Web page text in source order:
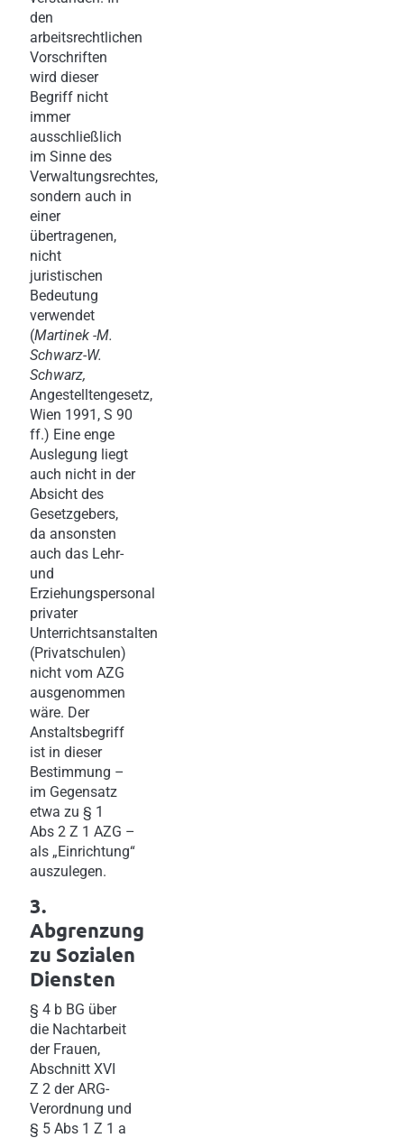
den
arbeitsrechtlichen
Vorschriften
wird dieser
Begriff nicht
immer
ausschließlich
im Sinne des
Verwaltungsrechtes,
sondern auch in
einer
übertragenen,
nicht
juristischen
Bedeutung
verwendet
(Martinek -M.
Schwarz-W.
Schwarz,
Angestelltengesetz,
Wien 1991, S 90
ff.) Eine enge
Auslegung liegt
auch nicht in der
Absicht des
Gesetzgebers,
da ansonsten
auch das Lehr-
und
Erziehungspersonal
privater
Unterrichtsanstalten
(Privatschulen)
nicht vom AZG
ausgenommen
wäre. Der
Anstaltsbegriff
ist in dieser
Bestimmung –
im Gegensatz
etwa zu § 1
Abs 2 Z 1 AZG –
als „Einrichtung“
auszulegen.
3.
Abgrenzung
zu Sozialen
Diensten
§ 4 b BG über
die Nachtarbeit
der Frauen,
Abschnitt XVI
Z 2 der ARG-
Verordnung und
§ 5 Abs 1 Z 1 a